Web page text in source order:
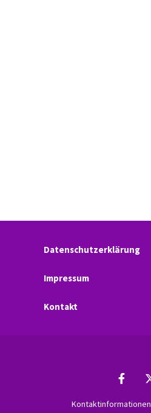
Datenschutzerklärung
Impressum
Kontakt
Kontaktinformationen